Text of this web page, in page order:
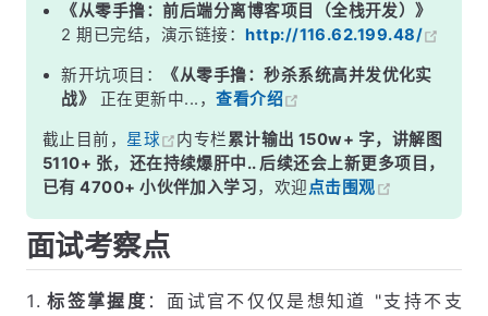
总结
《从零手撸：前后端分离博客项目（全栈开发）》
2 期已完结，演示链接： http://116.62.199.48/
新开坑项目：
《从零手撸：秒杀系统高并发优化实
战》
正在更新中...，查看介绍
截止目前， 星球 内专栏累计输出 150w+ 字，讲解图
5110+ 张，还在持续爆肝中.. 后续还会上新更多项目，
已有 4700+ 小伙伴加入学习，欢迎点击围观
面试考察点
标签掌握度 ：面试官不仅仅是想知道 "支持不支